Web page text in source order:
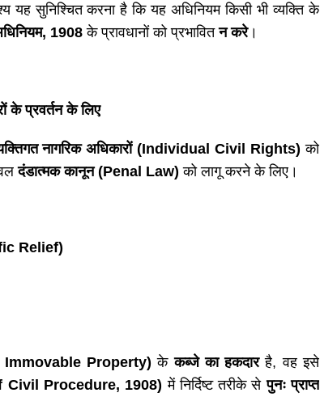
यह सुनिश्चित करना है कि यह अधिनियम किसी भी व्यक्ति के
, 1908 के प्रावधानों को प्रभावितन करे।
के प्रवर्तन के लिए
नागरिक अधिकारों (Individual Civil Rights) को
दंडात्मक कानून (Penal Law) को लागू करने के लिए।
Relief)
Property) केकब्जे का हकदारहै, वह इसे
Civil Procedure, 1908) में निर्दिष्ट तरीके सेपुनः प्राप्त